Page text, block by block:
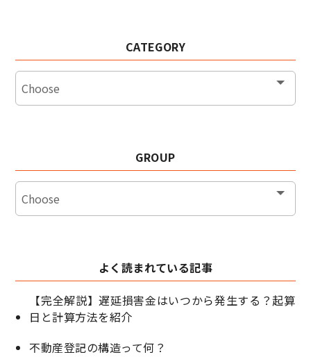
CATEGORY
GROUP
よく読まれている記事
【完全解説】遅延損害金はいつから発生する？起算
日と計算方法を紹介
不動産登記の構造って何？